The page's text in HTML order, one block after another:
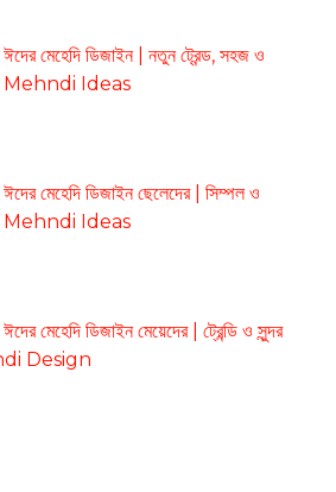
ঈদের মেহেদি ডিজাইন | নতুন ট্রেন্ড, সহজ ও
Mehndi Ideas
ঈদের মেহেদি ডিজাইন ছেলেদের | সিম্পল ও
Mehndi Ideas
মেহেদি ডিজাইন মেয়েদের | ট্রেন্ডি ও সুন্দর
Design